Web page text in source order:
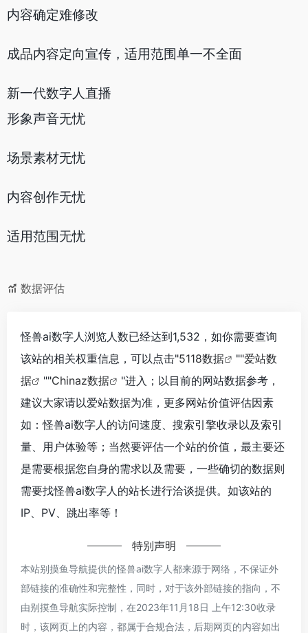
内容确定难修改
成品内容定向宣传，适用范围单一不全面
新一代数字人直播
形象声音无忧
场景素材无忧
内容创作无忧
适用范围无忧
数据评估
怪兽ai数字人浏览人数已经达到1,532，如你需要查询
该站的相关权重信息，可以点击"5118数据 ""爱站数
据
""Chinaz数据
"进入；以目前的网站数据参考，
建议大家请以爱站数据为准，更多网站价值评估因素
如：怪兽ai数字人的访问速度、搜索引擎收录以及索引
量、用户体验等；当然要评估一个站的价值，最主要还
是需要根据您自身的需求以及需要，一些确切的数据则
需要找怪兽ai数字人的站长进行洽谈提供。如该站的
IP、PV、跳出率等！
特别声明
本站别摸鱼导航提供的怪兽ai数字人都来源于网络，不保证外
部链接的准确性和完整性，同时，对于该外部链接的指向，不
由别摸鱼导航实际控制，在2023年11月18日 上午12:30收录
时，该网页上的内容，都属于合规合法，后期网页的内容如出